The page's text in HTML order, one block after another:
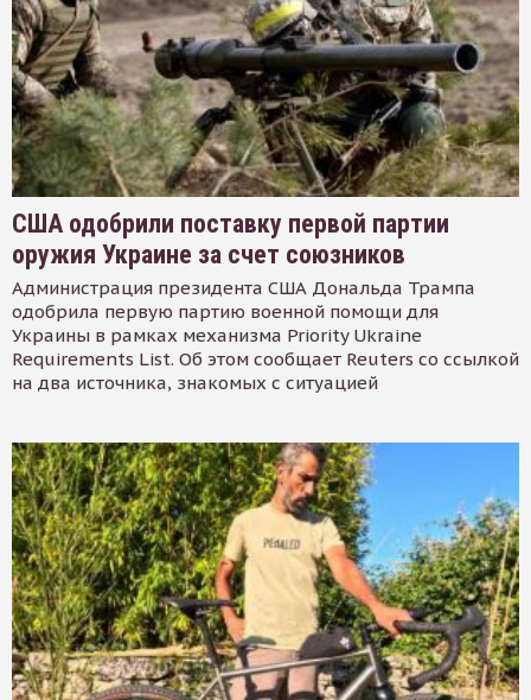
США одобрили поставку первой партии
оружия Украине за счет союзников
Администрация президента США Дональда Трампа
одобрила первую партию военной помощи для
Украины в рамках механизма Priority Ukraine
Requirements List. Об этом сообщает Reuters со ссылкой
на два источника, знакомых с ситуацией